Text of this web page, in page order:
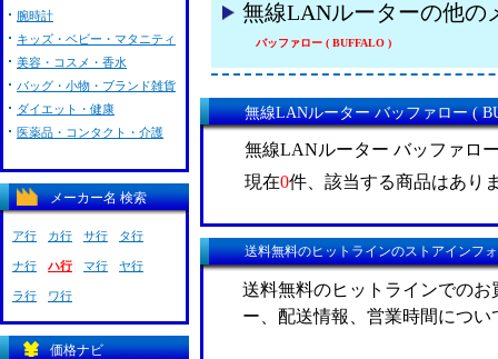
無線LANルーターの他の
バッファロー ( BUFFALO )
無線LANルーター バッファロー (
無線LANルーター バッファロ
現在0件、該当する商品はあり
送料無料のヒットラインのストアインフ
送料無料のヒットラインでの
ー、配送情報、営業時間につ
腕時計
キッズ・ベビー・マタニティ
美容・コスメ・香水
バッグ・小物・ブランド雑貨
ダイエット・健康
医薬品・コンタクト・介護
メーカー名 検索
ア行 カ行 サ行 タ行
ナ行 ハ行 マ行 ヤ行
ラ行 ワ行
価格ナビ